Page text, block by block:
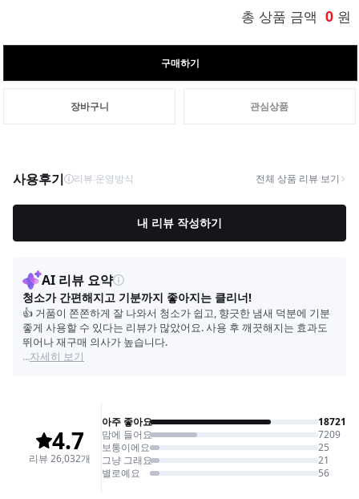
총 상품 금액 0 원
구매하기
장바구니 관심상품